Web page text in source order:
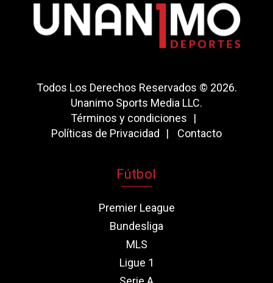
Todos Los Derechos Reservados © 2026.
Unanimo Sports Media LLC.
Términos y condiciones
Políticas de Privacidad
Contacto
Fútbol
Premier League
Bundesliga
MLS
Ligue 1